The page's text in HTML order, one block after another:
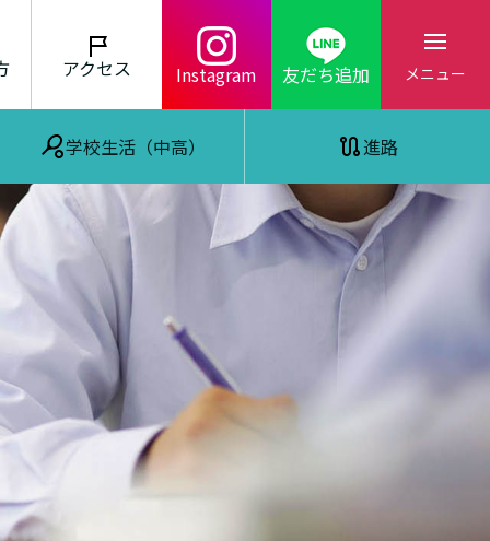
アクセス Instagram 友だち追加
学校生活（中高） 進路
メニュー